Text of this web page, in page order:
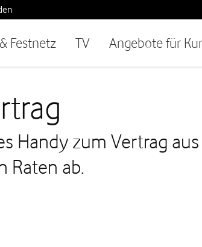
Festnetz TV Angebote für
Handy zum Vertrag
Raten ab.